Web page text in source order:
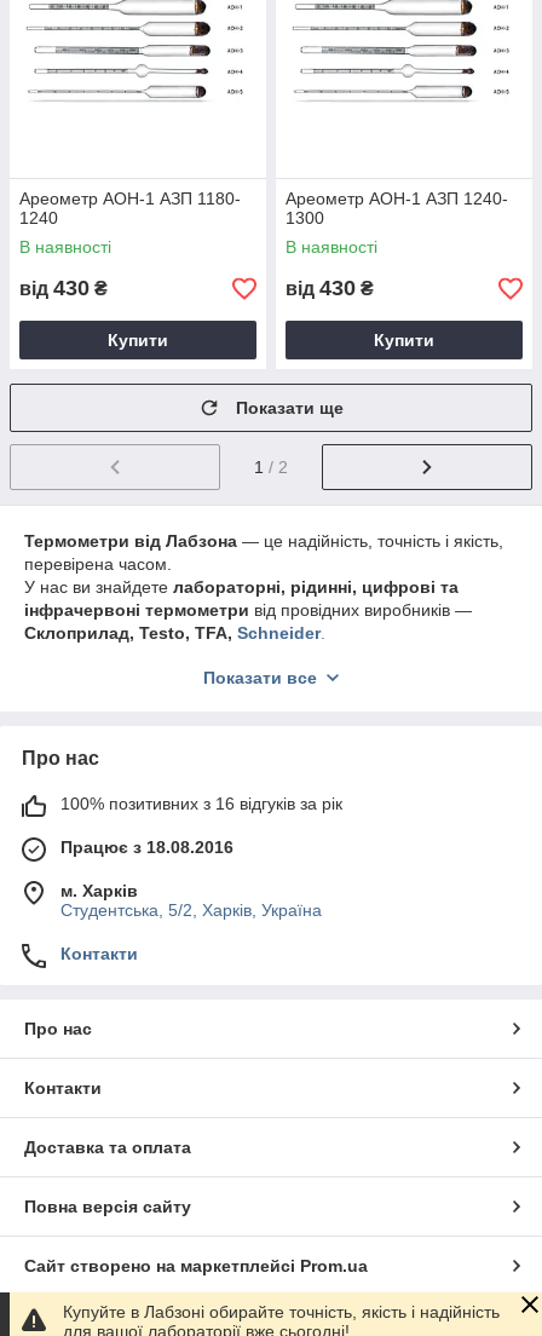
Ареометр АОН-1 АЗП 1180-
1240
В наявності
від 430 ₴
Купити
Ареометр АОН-1 АЗП 1240-
1300
В наявності
від 430 ₴
Купити
Показати ще
1 / 2
Термометри від Лабзона — це надійність, точність і якість,
перевірена часом.
У нас ви знайдете лабораторні, рідинні, цифрові та
інфрачервоні термометри від провідних виробників —
Склоприлад, Testo, TFA, Schneider.
професійні консультації.
Показати все
Про нас
100% позитивних з 16 відгуків за рік
Працює з 18.08.2016
м. Харків
Студентська, 5/2, Харків, Україна
Контакти
Про нас
Контакти
Доставка та оплата
Повна версія сайту
Сайт створено на маркетплейсі Prom.ua
Політика конфіденційності
Купуйте в Лабзоні обирайте точність, якість і надійність
для вашої лабораторії вже сьогодні!